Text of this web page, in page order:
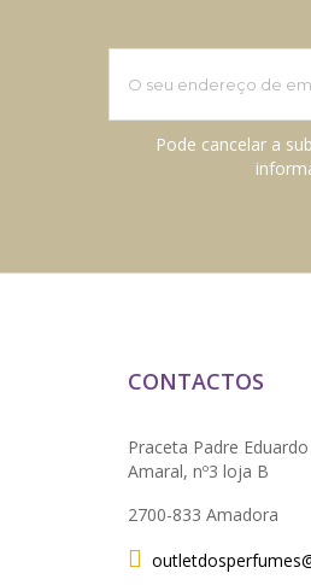
Pode cancelar a
CONTACTOS
Praceta Padre
Amaral, nº3 loja B
2700-833 Amadora